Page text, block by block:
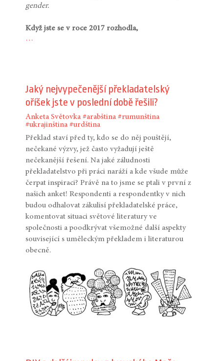
gender.
Když jste se v roce 2017 rozhodla,
…
Jaký nejvypečenější překladatelský
oříšek jste v poslední době řešili?
Anketa Světovka #arabština #rumunština
#ukrajinština #urdština
Překlad staví před ty, kdo se do něj pouštějí,
nečekané výzvy, jež často vyžadují ještě
nečekanější řešení. Na jaké záludnosti
překladatelstvo při práci naráží a kde všude může
čerpat inspiraci? Právě na to jsme se ptali v první z
našich anket! Respondenti a respondentky v nich
budou odhalovat zákulisí překladatelské práce,
komentovat situaci světové literatury ve
společnosti a poodkrývat všemožné další aspekty
související s uměleckým překladem i literaturou
obecně.